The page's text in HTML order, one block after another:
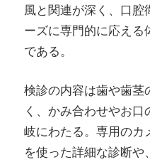
風と関連が深く、口腔
ーズに専門的に応え
である。
検診の内容は歯や歯茎
く、かみ合わせやお
岐にわたる。専用のカ
を使った詳細な診断